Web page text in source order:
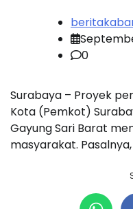
0
Surabaya – Proyek
Kota (Pemkot)
Gayung Sari Barat
masyarakat.